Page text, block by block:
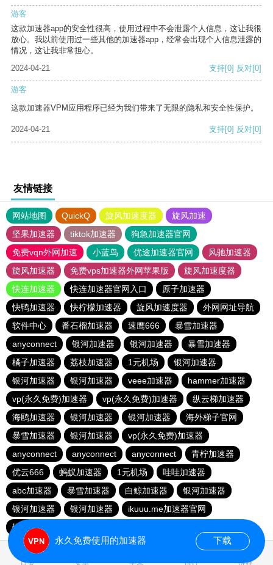
游客
这款加速器app的安全性很高，使用过程中不会泄露个人信息，这让我很
放心。我以前使用过一些其他的加速器app，经常会出现个人信息泄露的
情况，这让我非常担心。
2024-04-21
支持[0] 反对[0]
游客
这款加速器VPM应用程序已经为我们带来了无限的隐私和安全性保护。
2024-04-21 支持[0] 反对[0]
友情链接
网站地图 QuickQ 旋风加速度器
旋风加速
坚果加速器
tiktok加速器
狗急加速器官网
免费vqn外网加速
小蓝鸟 优途加速器官网
风驰加速器
旋风加速器
免费vps加速器外网苹果版
旋风加速度器
快连加速器
快连加速器官网入口
原子加速器
快鸭加速器
快柠檬加速器 旋风加速度器
外网网址导航
软件中心
番石榴加速器 速鹰666
暴雪加速器
anyconnect
银河加速器 银河加速器
暴雪加速器
橘子加速器
荔枝加速器 1元机场
银河加速器
银河加速器
银河加速器 veee加速器
hammer加速器
vp(永久免费)加速器
vp(永久免费)加速器
纵云梯加速器
海鸥加速器
银河加速器 银河加速器
海外梯子官网
暴雪加速器
银河加速器
vp(永久免费)加速器
anyconnect
anyconnect anyconnect
青柠加速器
优云666
蚂蚁加速器 1元机场
哇哇加速器
abc加速器
暴雪加速器 白鲸加速器
银河加速器
银河加速器
银河加速器
ikuuu.me加速器官网
银河加速器
首页 安卓 苹果 排行 推荐
永久免费使用的加速器 下载
0.073580s